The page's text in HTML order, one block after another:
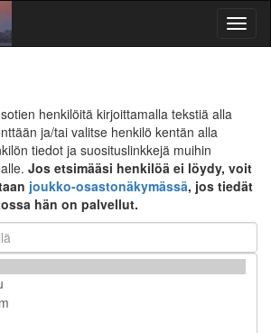
henkilöitä kirjoittamalla tekstiä alla
ja/tai valitse henkilö kentän alla
tiedot ja suosituslinkkejä muihin
Jos etsimääsi henkilöä ei löydy, voit
joukko-osastonäkymässä, jos tiedät
hän on palvellut.